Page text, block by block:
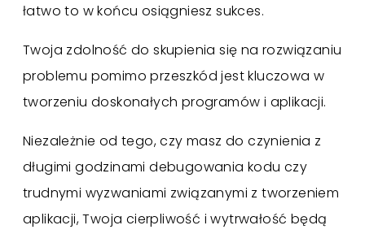
łatwo to w końcu osiągniesz sukces.
Twoja zdolność do skupienia się na rozwiązaniu
problemu pomimo przeszkód jest kluczowa w
tworzeniu doskonałych programów i aplikacji.
Niezależnie od tego, czy masz do czynienia z
długimi godzinami debugowania kodu czy
trudnymi wyzwaniami związanymi z tworzeniem
aplikacji, Twoja cierpliwość i wytrwałość będą